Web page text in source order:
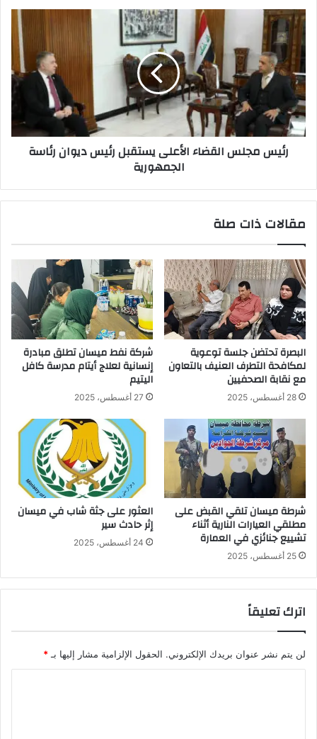
رئيس
مجلس
القضاء
الأعلى
يستقبل
رئيس
ديوان
رئاسة
الجمهورية
رئيس مجلس القضاء الأعلى يستقبل رئيس ديوان رئاسة
الجمهورية
مقالات ذات صلة
البصرة تحتضن جلسة توعوية
لمكافحة التطرف العنيف بالتعاون
مع نقابة الصحفيين
28 أغسطس، 2025
شركة نفط ميسان تطلق مبادرة
إنسانية لعلاج أيتام مدرسة كافل
اليتيم
27 أغسطس، 2025
شرطة ميسان تلقي القبض على
مطلقي العيارات النارية أثناء
تشييع جنائزي في العمارة
25 أغسطس، 2025
العثور على جثة شاب في ميسان
إثر حادث سير
24 أغسطس، 2025
اترك تعليقاً
لن يتم نشر عنوان بريدك الإلكتروني. الحقول الإلزامية مشار إليها بـ*